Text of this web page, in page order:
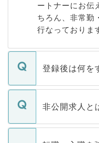
ートナーにお伝
ちろん、非常勤
行なっておりま
登録後は何を
ご登録いただき
登録内容を確認
ます。通常、5
いただきますの
非公開求人と
マイナビ